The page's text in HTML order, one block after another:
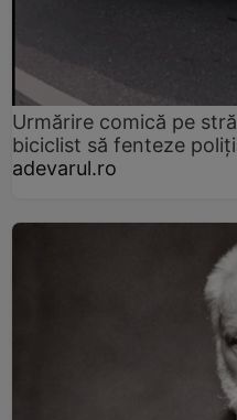
Urmărire comică pe
biciclist să fenteze
adevarul.ro